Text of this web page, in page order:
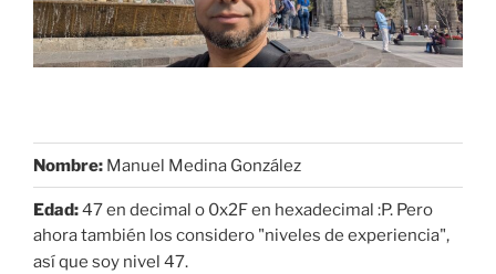
Nombre: Manuel Medina González
Edad:47 en decimal o 0x2F en hexadecimal :P. Pero
ahora también los considero "niveles de experiencia",
así que soy nivel 47.